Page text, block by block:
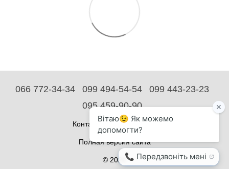
066 772-34-34 099 494-54-54
099 443-23-23
095 459-90-90
Контактная информация
Полная версия сайта
© 2026